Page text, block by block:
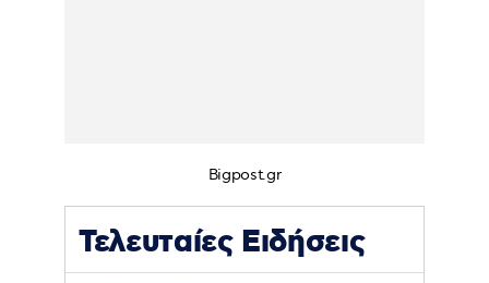
Bigpost.gr
Τελευταίες Ειδήσεις